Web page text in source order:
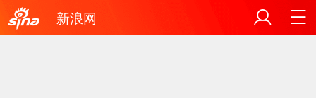
新浪网